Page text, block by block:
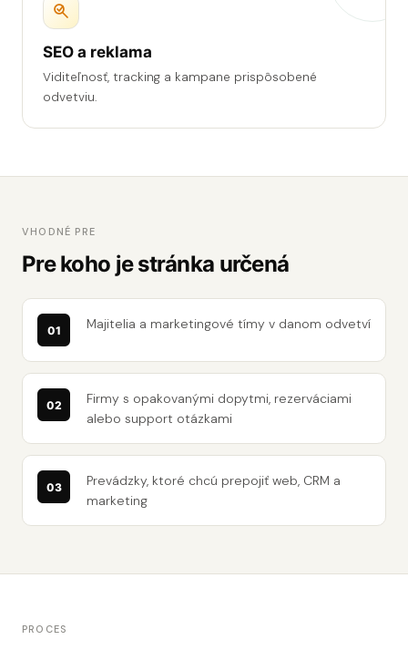
SEO a reklama
Viditeľnosť, tracking a kampane prispôsobené
odvetviu.
VHODNÉ PRE
Pre koho je stránka určená
Majitelia a marketingové tímy v danom odvetví
Firmy s opakovanými dopytmi, rezerváciami
alebo support otázkami
Prevádzky, ktoré chcú prepojiť web, CRM a
marketing
PROCES